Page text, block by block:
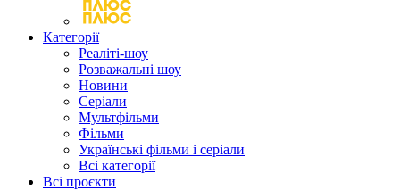
Категорії
Реаліті-шоу
Розважальні шоу
Новини
Серіали
Мультфільми
Фільми
Українські фільми і серіали
Всі категорії
Всі проєкти